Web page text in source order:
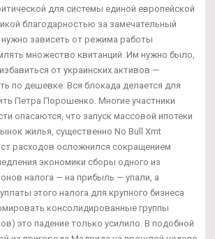
для системы единой европейской
благодарностью за замечательный
зависеть от режима работы
множество квитанций. Им нужно было,
от украинских активов —
по дешевке. Вся блокада делается для
Петра Порошенко. Многие участники
опасаются, что запуск массовой ипотеки
жилья, существенно No Bull Xmt
расходов осложнился сокращением
экономики сборы одного из
налога — на прибыль — упали, а
этого налога для крупного бизнеса
консолидированные группы
это падение только усилило. В подобной